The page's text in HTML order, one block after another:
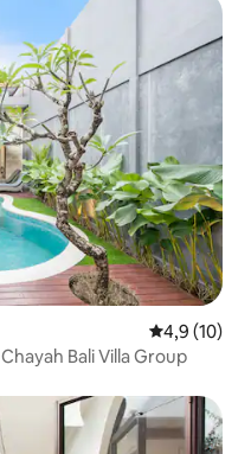
4,9 de uma
4,9 (10)
Bali Villa Group